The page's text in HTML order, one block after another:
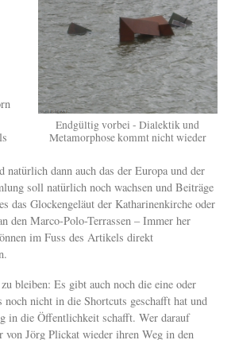
Endgültig vorbei - Dialektik und
Metamorphose kommt nicht wieder
natürlich dann auch das der Europa und der
soll natürlich noch wachsen und Beiträge
das Glockengeläut der Katharinenkirche oder
den Marco-Polo-Terrassen – Immer her
im Fuss des Artikels direkt
bleiben: Es gibt auch noch die eine oder
noch nicht in die Shortcuts geschafft hat und
in die Öffentlichkeit schafft. Wer darauf
von Jörg Plickat wieder ihren Weg in den